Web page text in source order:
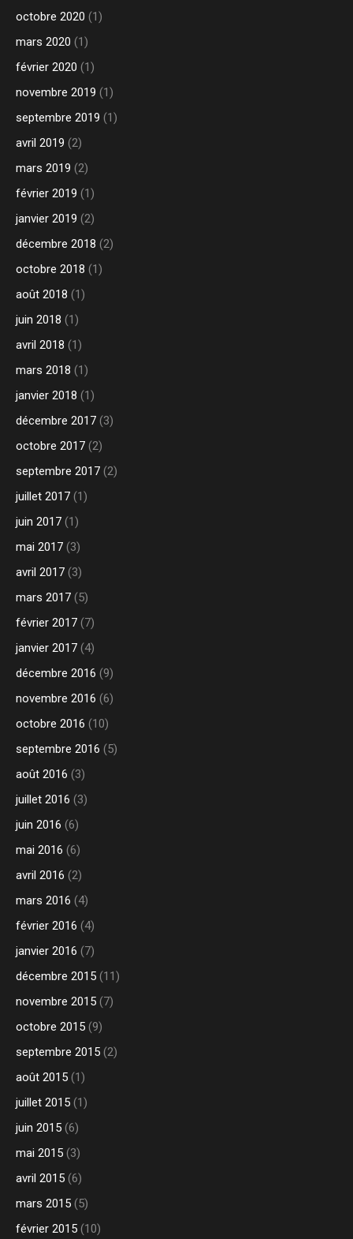
octobre 2020 (1)
mars 2020 (1)
février 2020 (1)
novembre 2019 (1)
septembre 2019 (1)
avril 2019 (2)
mars 2019 (2)
février 2019 (1)
janvier 2019 (2)
décembre 2018 (2)
octobre 2018 (1)
août 2018 (1)
juin 2018 (1)
avril 2018 (1)
mars 2018 (1)
janvier 2018 (1)
décembre 2017 (3)
octobre 2017 (2)
septembre 2017 (2)
juillet 2017 (1)
juin 2017 (1)
mai 2017 (3)
avril 2017 (3)
mars 2017 (5)
février 2017 (7)
janvier 2017 (4)
décembre 2016 (9)
novembre 2016 (6)
octobre 2016 (10)
septembre 2016 (5)
août 2016 (3)
juillet 2016 (3)
juin 2016 (6)
mai 2016 (6)
avril 2016 (2)
mars 2016 (4)
février 2016 (4)
janvier 2016 (7)
décembre 2015 (11)
novembre 2015 (7)
octobre 2015 (9)
septembre 2015 (2)
août 2015 (1)
juillet 2015 (1)
juin 2015 (6)
mai 2015 (3)
avril 2015 (6)
mars 2015 (5)
février 2015 (10)